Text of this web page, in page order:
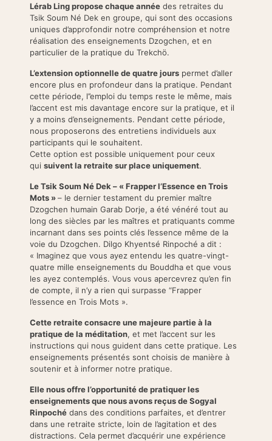
Lérab Ling propose chaque année des retraites du
Tsik Soum Né Dek en groupe, qui sont des occasions
uniques d’approfondir notre compréhension et notre
réalisation des enseignements Dzogchen, et en
particulier de la pratique du Trekchö.
L’extension optionnelle de quatre jours permet d’aller
encore plus en profondeur dans la pratique. Pendant
cette période, l’’emploi du temps reste le même, mais
l’accent est mis davantage encore sur la pratique, et il
y a moins d’enseignements. Pendant cette période,
nous proposerons des entretiens individuels aux
participants qui le souhaitent.
Cette option est possible uniquement pour ceux
qui suivent la retraite sur place uniquement.
Le Tsik Soum Né Dek – « Frapper l’Essence en Trois
Mots »– le dernier testament du premier maître
Dzogchen humain Garab Dorje, a été vénéré tout au
long des siècles par les maîtres et pratiquants comme
incarnant dans ses points clés l’essence même de la
voie du Dzogchen. Dilgo Khyentsé Rinpoché a dit :
« Imaginez que vous ayez entendu les quatre-vingt-
quatre mille enseignements du Bouddha et que vous
les ayez contemplés. Vous vous apercevrez qu’en fin
de compte, il n’y a rien qui surpasse “Frapper
l’essence en Trois Mots ».
Cette retraite consacre une majeure partie à la
pratique de la méditation, et met l’accent sur les
instructions qui nous guident dans cette pratique. Les
enseignements présentés sont choisis de manière à
soutenir et à informer notre pratique.
Elle nous offre l’opportunité de pratiquer les
enseignements que nous avons reçus de Sogyal
Rinpoché dans des conditions parfaites, et d’entrer
dans une retraite stricte, loin de l’agitation et des
distractions. Cela permet d’acquérir une expérience